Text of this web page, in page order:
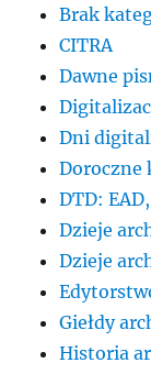
Brak
CITRA
Dawne
Dni
Doroczne
DTD:
Dzieje
Dzieje
Giełdy
Historia